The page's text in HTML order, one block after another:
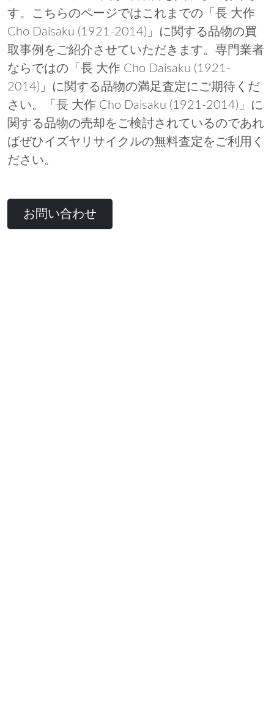
す。こちらのページではこれまでの「長 大作
Cho Daisaku (1921-2014)」に関する品物の買
取事例をご紹介させていただきます。専門業者
ならではの「長 大作 Cho Daisaku (1921-
2014)」に関する品物の満足査定にご期待くだ
さい。「長 大作 Cho Daisaku (1921-2014)」に
関する品物の売却をご検討されているのであれ
ばぜひイズヤリサイクルの無料査定をご利用く
ださい。
お問い合わせ